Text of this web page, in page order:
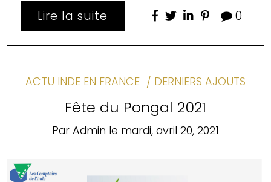
Lire la suite 0
ACTU INDE EN FRANCE DERNIERS AJOUTS
Fête du Pongal 2021
Par Admin le mardi, avril 20, 2021